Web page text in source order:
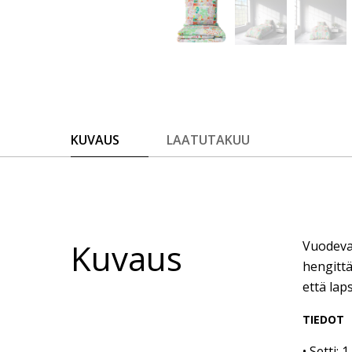
KUVAUS LAATUTAKUU
Kuvaus
että
TIEDOT